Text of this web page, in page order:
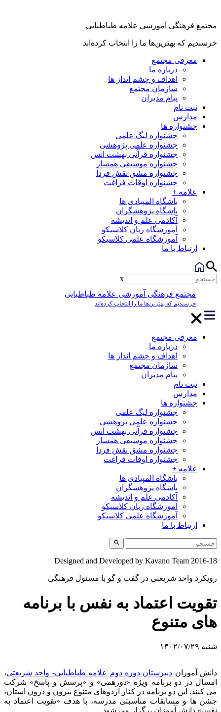
فرهنگی آموزشی علامه طباطبایی
که بهترین‌ها ما را انتخاب کرده‌اند
معرفی مجتمع
درباره ما
اهداف و چشم انداز ها
سازمان مجتمع
پیام مدیران
ثبت نام
مدارس
جشنواره ها
جشنواره لیگ علمی
جشنواره علمی پژوهشی
جشنواره قرآنی بهشت انس
جشنواره موسیقی همساز
جشنواره مشق نقش فردا
جشنواره اوقات فراغت
علامه +
باشگاه المپیادی ها
باشگاه پژوهشگران
آکادمی علم و اندیشه
آموزشگاه زبان کلاسیکو
آموزشگاه علمی کلاسیکو
ارتباط با ما
مجتمع فرهنگی آموزشی علامه طباطبایی
خرسندیم که بهترین‌ها ما را انتخاب کرده‌اند
معرفی مجتمع
درباره ما
اهداف و چشم انداز ها
سازمان مجتمع
پیام مدیران
ثبت نام
مدارس
جشنواره ها
جشنواره لیگ علمی
جشنواره علمی پژوهشی
جشنواره قرآنی بهشت انس
جشنواره موسیقی همساز
جشنواره مشق نقش فردا
جشنواره اوقات فراغت
علامه +
باشگاه المپیادی ها
باشگاه پژوهشگران
آکادمی علم و اندیشه
آموزشگاه زبان کلاسیکو
آموزشگاه علمی کلاسیکو
ارتباط با ما
Designed and Developed by Kavano Team
واحد شریعتی در گفت و گو با مسئول فرهنگی
اعتماد به نفس با برنامه
متنوع
آموزاندبیرستان دوره دوم علامه طباطبایی- واحد شریعتی،
در دو برنامه ویژه «دورهمی» و «پرسش و پاسخ» شرکت
این دو برنامه در کنار اردوهای متنوع بیرون و درون استان،
و مسابقات مناسبتی مدرسه، با هدف «تقویت اعتماد به